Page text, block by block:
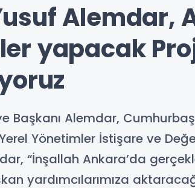
Alemdar,
yapacak
Başkanı Alemdar,
Yönetimler İstişare ve
“İnşallah Ankara’da
yardımcılarımıza